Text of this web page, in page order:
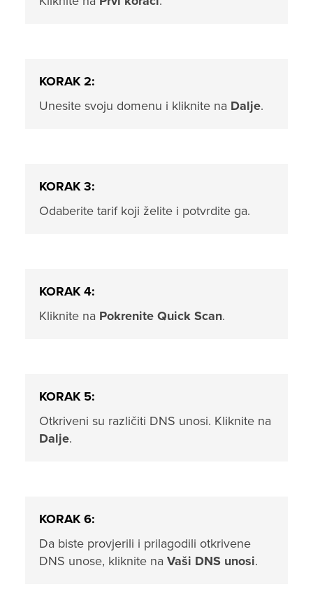
KORAK 2:
Unesite svoju domenu i kliknite na Dalje.
KORAK 3:
Odaberite tarif koji želite i potvrdite ga.
KORAK 4:
Kliknite na Pokrenite Quick Scan.
KORAK 5:
Otkriveni su različiti DNS unosi. Kliknite na
Dalje.
KORAK 6:
Da biste provjerili i prilagodili otkrivene
DNS unose, kliknite na Vaši DNS unosi.